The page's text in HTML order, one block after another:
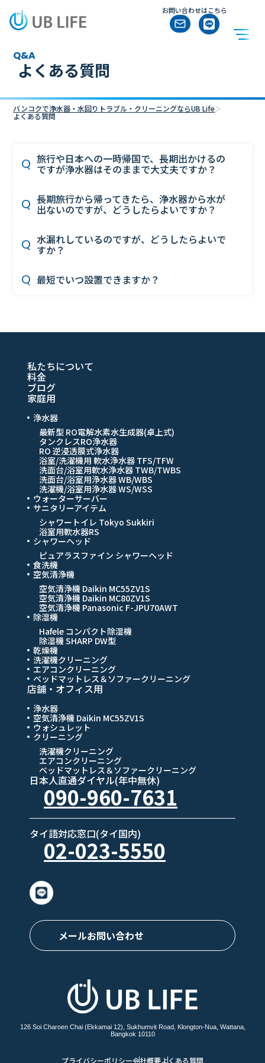
お問い合わせはこちら
Q&A
よくある質問
バンコクで浄水器・水回りトラブル・クリーニングならUB Life＞
よくある質問
旅行や日本への一時帰国で、長期出かけるの
ですが浄水器はそのままで大丈夫ですか？
●浄水器を1日以上ご利用されない場合は
→シンク下の浄水器の元栓（①のシール）を90度回
●浄水器を3日以上ご利用されない場合は
を閉める。
コンセントプラグ(②のシール)を抜く。
▼
シール)を差し込み電源を入れる。
シンク下の浄水器の元栓（①のシール）を90度
動かし（白いホースと平行に）元栓を開ける。
満水になったら蛇口をひねり、水を約1分程度捨
てたらご利用頂けます。
長期旅行から帰ってきたら、浄水器から水が
出ないのですが、どうしたらよいですか？
日本人直通ダイヤルにお電話ください。
解決できない場合、最短スケジュールにて点検にお
水漏れしているのですが、どうしたらよいで
すか？
公式LINE・お電話・メールフォームからお問い合
最短でいつ設置できますか？
日本人直通ダイヤル(年中無休)
090-960-7631
タイ語対応窓口(タイ国内)
02-023-5550
メールお問い合わせ
私たちについて
料金
ブログ
家庭用
浄水器
最新型 RO電解水素水生成器(卓上式)
タンクレスRO浄水器
RO 逆浸透膜式浄水器
浴室/洗濯機用 軟水浄水器 TFS/TFW
洗面台/浴室用軟水浄水器 TWB/TWBS
洗面台/浴室用浄水器 WB/WBS
洗濯機/浴室用浄水器 WS/WSS
ウォーターサーバー
サニタリーアイテム
シャワートイレ Tokyo Sukkiri
浴室用軟水器RS
シャワーヘッド
ピュアラスファイン シャワーヘッド
食洗機
空気清浄機
空気清浄機 Daikin MC55ZV1S
空気清浄機 Daikin MC80ZV1S
空気清浄機 Panasonic F-JPU70AWT
除湿機
Hafele コンパクト除湿機
除湿機 SHARP DW型
乾燥機
洗濯機クリーニング
エアコンクリーニング
ベッドマットレス＆ソファークリーニング
店舗・オフィス用
浄水器
空気清浄機 Daikin MC55ZV1S
ウォシュレット
クリーニング
洗濯機クリーニング
エアコンクリーニング
ベッドマットレス＆ソファークリーニング
126 Soi Charoen Chai (Ekkamai 12), Sukhumvit Road, Klongton-Nua, Wattana,
Bangkok 10110
プライバシーポリシー会社概要よくある質問